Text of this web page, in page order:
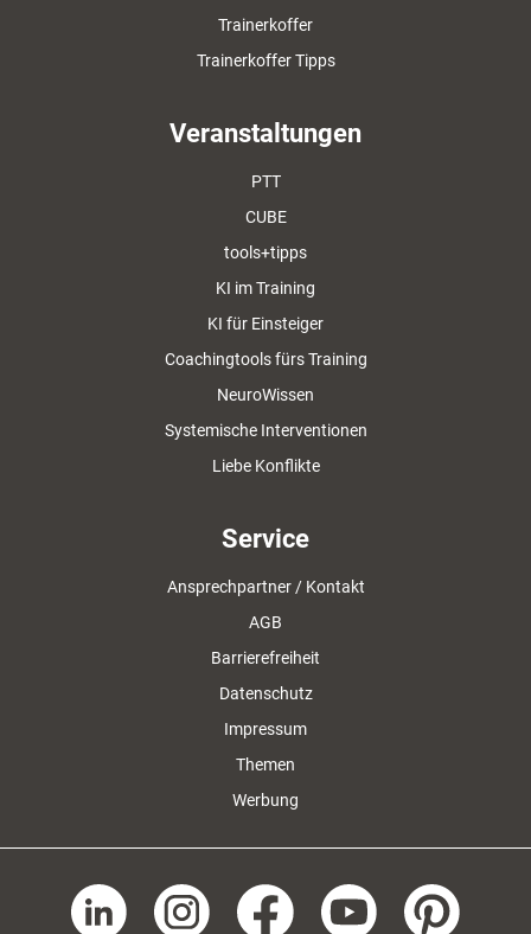
Trainerkoffer
Trainerkoffer Tipps
Veranstaltungen
PTT
CUBE
tools+tipps
KI im Training
KI für Einsteiger
Coachingtools fürs Training
NeuroWissen
Systemische Interventionen
Liebe Konflikte
Service
Ansprechpartner / Kontakt
AGB
Barrierefreiheit
Datenschutz
Impressum
Themen
Werbung